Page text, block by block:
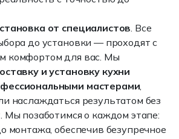
от специалистов. Все
до установки — проходят с
комфортом для вас. Мы
и установку кухни
мастерами,
наслаждаться результатом без
Мы позаботимся о каждом этапе:
монтажа, обеспечив безупречное